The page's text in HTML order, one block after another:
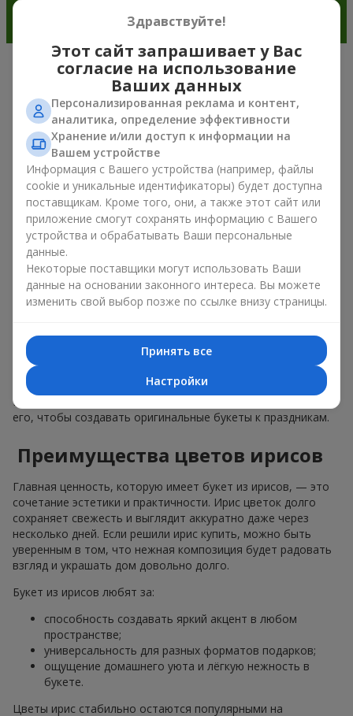
Очарование ирисов в современной
флористике г. Львов
Букет из ирисов — это универсальный выбор подарка к
любому поводу. Ведь он сочетает природную симметрию
лепестков, изысканную красоту и тренды весенней
флористики. Сегодня букет из ирисов выбирают те, кто
хочет подарить что-то элегантное, но в то же время
сдержанное. Такая композиция для настроения выглядит
свежо и необычно. А ещё букет из ирисов создаёт
романтическое настроение и позволяет передать самые
искренние эмоции близкому человеку без лишних слов и
объяснений.
Внимание ценителей цветов букет из ирисов привлекает
гармонии. Он эффектно выделяется среди других растений
и прекрасно вписывается в подарочный комплект как сам
по себе, так и в комбинации с другими цветами. Именно
поэтому ирис давно стал любимым растением флористов.
И мы, в цветочном сервисе
его, чтобы создавать оригинальные букеты к праздникам.
Преимущества цветов ирисов
Главная ценность, которую имеет букет из ирисов, — это
сочетание эстетики и практичности. Ирис цветок долго
сохраняет свежесть и выглядит аккуратно даже через
несколько дней. Если решили ирис купить, можно быть
уверенным в том, что нежная композиция будет радовать
взгляд и украшать дом довольно долго.
Букет из ирисов любят за:
способность создавать яркий акцент в любом
пространстве;
универсальность для разных форматов подарков;
ощущение домашнего уюта и лёгкую нежность в
букете.
Цветы ирис стабильно остаются популярными на
Здравствуйте!
Этот сайт запрашивает у Вас
согласие на использование
Ваших данных
Персонализированная реклама и контент,
аналитика, определение эффективности
Хранение и/или доступ к информации на
Вашем устройстве
Информация с Вашего устройства (например, файлы
cookie и уникальные идентификаторы) будет доступна
поставщикам. Кроме того, они, а также этот сайт или
приложение смогут сохранять информацию с Вашего
устройства и обрабатывать Ваши персональные
данные.
Некоторые поставщики могут использовать Ваши
данные на основании законного интереса. Вы можете
изменить свой выбор позже по ссылке внизу страницы.
Принять все
Настройки